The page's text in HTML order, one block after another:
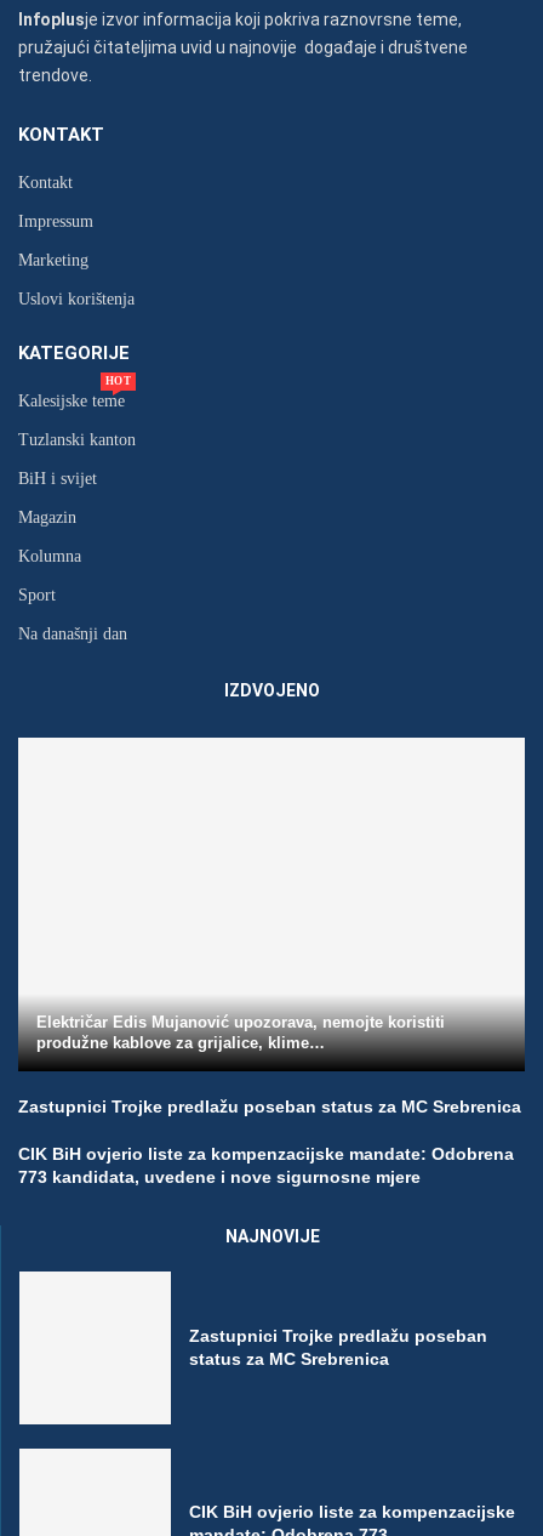
Infoplusje izvor informacija koji pokriva raznovrsne teme,
pružajući čitateljima uvid u najnovije događaje i društvene
trendove.
KONTAKT
Kontakt
Impressum
Marketing
Uslovi korištenja
KATEGORIJE
Kalesijske teme
HOT
Tuzlanski kanton
BiH i svijet
Magazin
Kolumna
Sport
Na današnji dan
IZDVOJENO
Električar Edis Mujanović upozorava, nemojte koristiti
produžne kablove za grijalice, klime…
Zastupnici Trojke predlažu poseban status za MC Srebrenica
CIK BiH ovjerio liste za kompenzacijske mandate: Odobrena
773 kandidata, uvedene i nove sigurnosne mjere
NAJNOVIJE
Zastupnici Trojke predlažu poseban
status za MC Srebrenica
CIK BiH ovjerio liste za kompenzacijske